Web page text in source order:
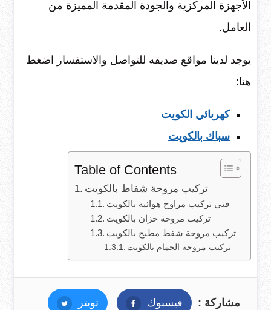
الأجهزة المركزية والجودة المقدمة المميزة من
العامل.
يوجد لدينا مواقع صديقه للتواصل والاستفسار اضغط
هنا:
كهربائي الكويت
سباك بالكويت
Table of Contents
تركيب مروحة خزان بالكويت
تركيب مروحة شفط مطبخ بالكويت
مشاركة : فيسبوك فيسبوكتويتر تويتر